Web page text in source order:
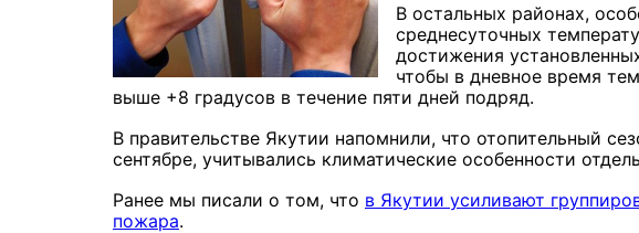
В остальных районах,
среднесуточных
достижения
чтобы в дневное время
выше +8 градусов в течение пяти дней подряд.
В правительстве Якутии напомнили, что отопительный
сентябре, учитывались климатические особенности
Ранее мы писали о том, что в Якутии усиливают
пожара.